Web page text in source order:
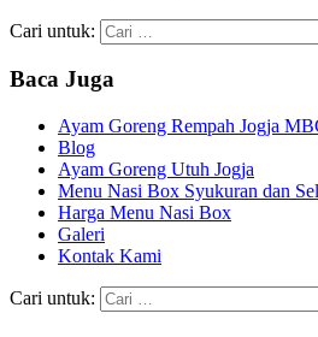
Cari untuk:
Baca Juga
Ayam Goreng Rempah Jogja
Blog
Ayam Goreng Utuh Jogja
Menu Nasi Box Syukuran dan
Harga Menu Nasi Box
Galeri
Kontak Kami
Cari untuk: